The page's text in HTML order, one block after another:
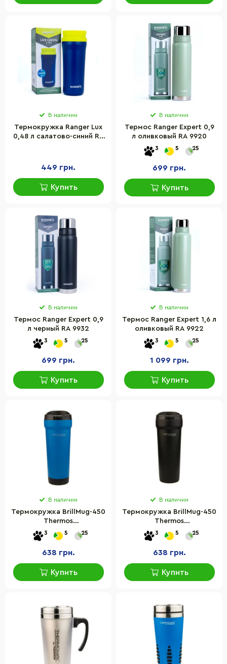
В наличии
Термокружка Ranger Lux
0,48 л салатово-синий RA
449 грн.
Купить
В наличии
Термос Ranger Expert 0,9
л оливковый RA 9920
3 5 25
699 грн.
Купить
В наличии
Термос Ranger Expert 0,9
л черный RA 9932
3 5 25
699 грн.
Купить
В наличии
Термос Ranger Expert 1,6 л
оливковый RA 9922
3 5 25
1 099 грн.
Купить
В наличии
Термокружка BrillMug-450
Thermos
5010576137739BLUE, 0,45
л, синяя
3 5 25
638 грн.
Купить
В наличии
Термокружка BrillMug-450
Thermos
5010576137739BLACK, 0,45
л, черная
3 5 25
638 грн.
Купить